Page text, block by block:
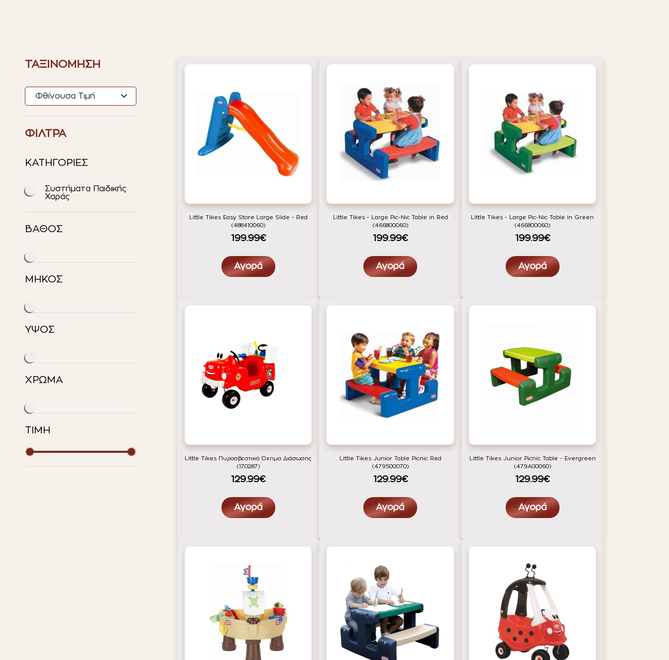
ΤΑΞΙΝΟΜΗΣΗ
ΦΙΛΤΡΑ
ΚΑΤΗΓΟΡΙΕΣ
Συστήματα Παιδικής
Χαράς
ΒΑΘΟΣ
ΜΗΚΟΣ
ΥΨΟΣ
ΧΡΩΜΑ
ΤΙΜΗ
Little Tikes Easy Store Large Slide - Red
(488410060)
199.99€
Αγορά
Little Tikes - Large Pic-Nic Table in Red
(466800060)
199.99€
Αγορά
Little Tikes - Large Pic-Nic Table in Green
(466800060)
199.99€
Αγορά
Little Tikes Πυροσβεστικό Όχημα Διάσωσης
(170287)
129.99€
Αγορά
Little Tikes Junior Table Picnic Red
(479500070)
129.99€
Αγορά
Little Tikes Junior Picnic Table - Evergreen
(479A00060)
129.99€
Αγορά